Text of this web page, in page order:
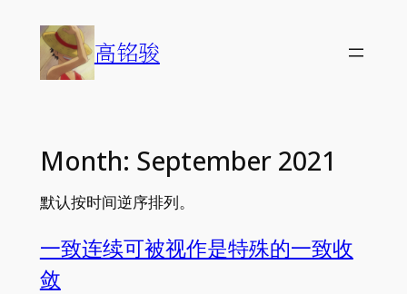
content
高铭骏
Month: September 2021
默认按时间逆序排列。
一致连续可被视作是特殊的一致收
敛